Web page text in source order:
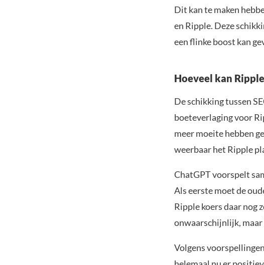
Dit kan te maken
en Ripple. Deze
een flinke boost kan
Hoeveel kan
De schikking tussen
boeteverlaging voor
meer moeite hebben
weerbaar het Ripple
ChatGPT voorspelt
Als eerste moet de
Ripple koers daar nog
onwaarschijnlijk, maar
Volgens